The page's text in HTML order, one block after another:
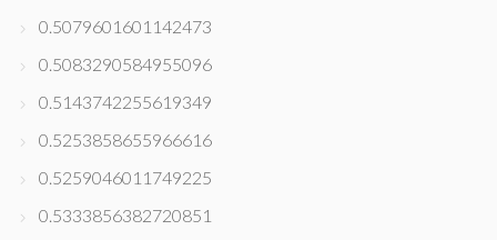
0.5079601601142473
0.5083290584955096
0.5143742255619349
0.5253858655966616
0.5259046011749225
0.5333856382720851